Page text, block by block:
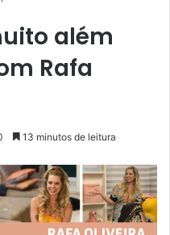
além
Rafa
13 minutos de leitura